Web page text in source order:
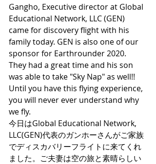
Gangho, Executive director at Global
Educational Network, LLC (GEN)
came for discovery flight with his
family today. GEN is also one of our
sponsor for Earthrounder 2020.
They had a great time and his son
was able to take "Sky Nap" as well!!
Until you have this flying experience,
you will never ever understand why
we fly.
今日はGlobal Educational Network,
LLC(GEN)代表のガンホーさんがご家族
でディスカバリーフライトに来てくれ
ました。ご夫妻は空の旅と素晴らしい